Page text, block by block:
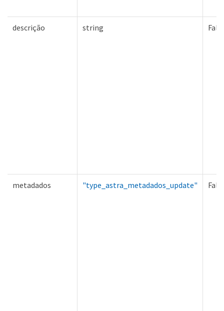
descrição string
metadados "type_astra_metadados_update"